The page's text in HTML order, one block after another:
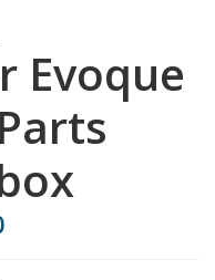
Evoque